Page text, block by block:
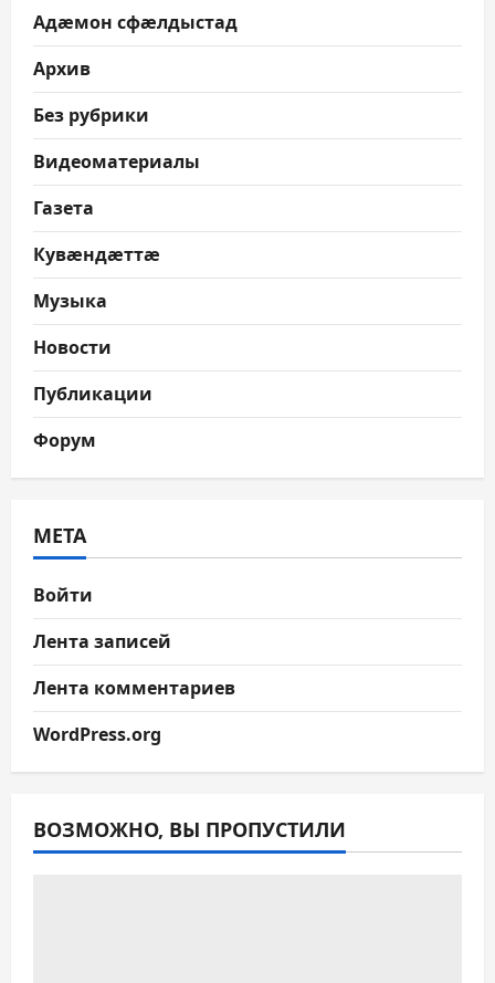
Адæмон сфæлдыстад
Архив
Без рубрики
Видеоматериалы
Газета
Кувæндæттæ
Музыка
Новости
Публикации
Форум
МЕТА
Войти
Лента записей
Лента комментариев
WordPress.org
ВОЗМОЖНО, ВЫ ПРОПУСТИЛИ